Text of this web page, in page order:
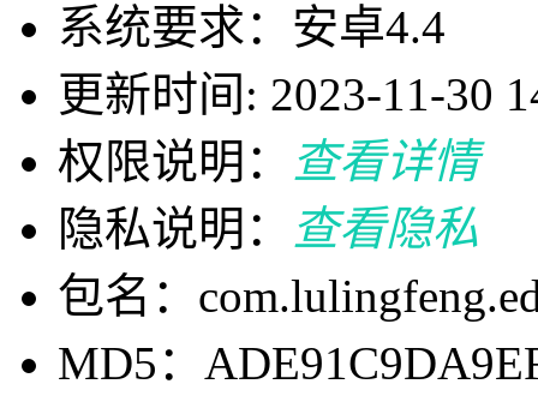
系统要求：安卓4.4
更新时间: 2023-11-30
权限说明：
查看详情
隐私说明：
查看隐私
包名：
MD5：